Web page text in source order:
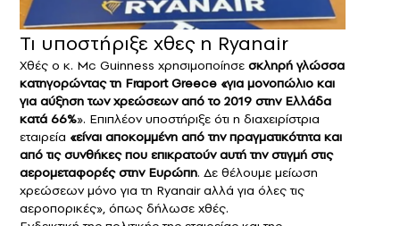
Τι υποστήριξε χθες η Ryanair
Xθές ο κ. Mc Guinness χρησιμοποίησε σκληρή γλώσσα
κατηγορώντας τη Fraport Greece «για μονοπώλιο και
για αύξηση των χρεώσεων από το 2019 στην Ελλάδα
κατά 66%». Επιπλέον υποστήριξε ότι η διαχειρίστρια
εταιρεία «είναι αποκομμένη από την πραγματικότητα και
από τις συνθήκες που επικρατούν αυτή την στιγμή στις
αερομεταφορές στην Ευρώπη. Δε θέλουμε μείωση
χρεώσεων μόνο για τη Ryanair αλλά για όλες τις
αεροπορικές», όπως δήλωσε χθές.